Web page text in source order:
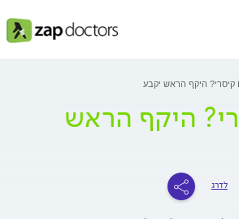
קיסרי? היקף הראש יקבע
היקף הראש
לדרג